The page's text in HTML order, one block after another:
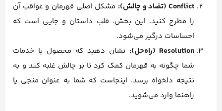
Conflict (تضاد و چالش):
مشکل اصلی قهرمان و عواقب آن
را مطرح کنید. این بخش، قلب داستان و جایی است که
احساسات درگیر می‌شود.
Resolution (راه‌حل):
نشان دهید که محصول یا خدمات
شما چگونه به قهرمان کمک کرد تا بر چالش غلبه کند و به
نتیجه دلخواه برسد. اینجاست که شما به عنوان منجی یا
راهنما وارد می‌شوید.